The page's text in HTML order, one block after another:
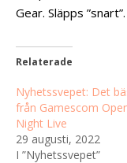
Gear. Släpps ”snart”.
Relaterade
Nyhetssvepet: Det
från Gamescom
Night Live
29 augusti, 2022
I ”Nyhetssvepet”